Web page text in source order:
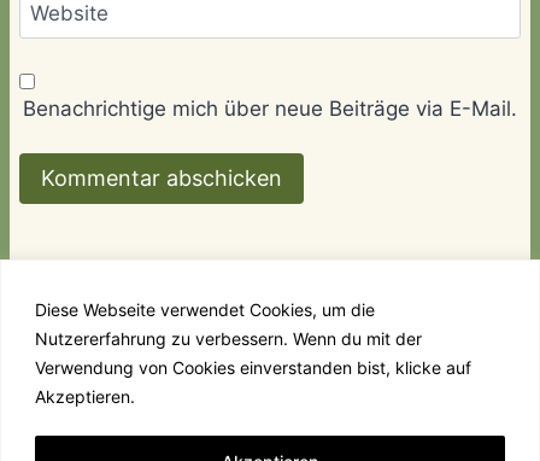
Diese Webseite verwendet Cookies, um die
Nutzererfahrung zu verbessern. Wenn du mit der
Verwendung von Cookies einverstanden bist, klicke auf
Akzeptieren.
Website
Benachrichtige mich über neue Beiträge via E-Mail.
Links Kontakt Impressum & Datenschutz
© 2026 Villa Amanda - WordPress Theme von